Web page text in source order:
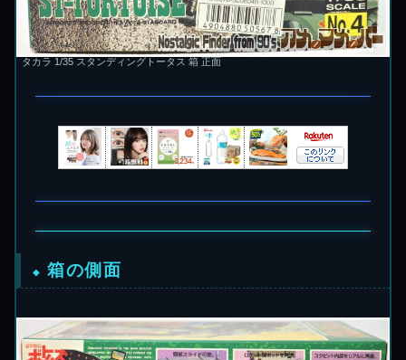
タカラ 1/35 スタンディングトータス 箱 正面
箱の側面